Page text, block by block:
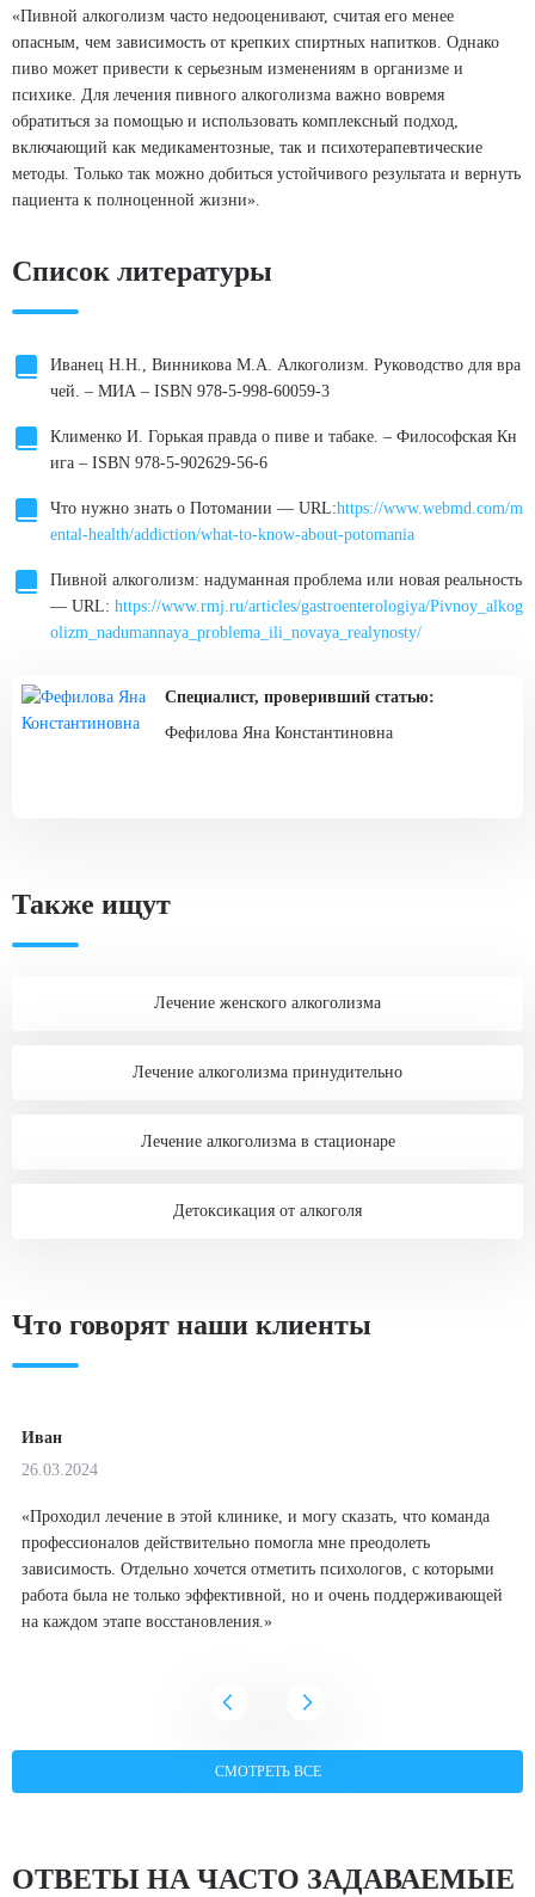
«Пивной алкоголизм часто недооценивают, считая его менее
опасным, чем зависимость от крепких спиртных напитков. Однако
пиво может привести к серьезным изменениям в организме и
психике. Для лечения пивного алкоголизма важно вовремя
обратиться за помощью и использовать комплексный подход,
включающий как медикаментозные, так и психотерапевтические
методы. Только так можно добиться устойчивого результата и вернуть
пациента к полноценной жизни».
Список литературы
Иванец Н.Н., Винникова М.А. Алкоголизм. Руководство для вра
чей. – МИА – ISBN 978-5-998-60059-3
Клименко И. Горькая правда о пиве и табаке. – Философская Кн
ига – ISBN 978-5-902629-56-6
Что нужно знать о Потомании — URL:https://www.webmd.com/m
ental-health/addiction/what-to-know-about-potomania
Пивной алкоголизм: надуманная проблема или новая реальность
— URL: https://www.rmj.ru/articles/gastroenterologiya/Pivnoy_alkog
olizm_nadumannaya_problema_ili_novaya_realynosty/
Специалист, проверивший статью:
Фефилова Яна Константиновна
Также ищут
Лечение женского алкоголизма
Лечение алкоголизма принудительно
Лечение алкоголизма в стационаре
Детоксикация от алкоголя
Что говорят наши клиенты
Иван
26.03.2024
«Проходил лечение в этой клинике, и могу сказать, что команда
профессионалов действительно помогла мне преодолеть
зависимость. Отдельно хочется отметить психологов, с которыми
работа была не только эффективной, но и очень поддерживающей
на каждом этапе восстановления.»
СМОТРЕТЬ ВСЕ
ОТВЕТЫ НА ЧАСТО ЗАДАВАЕМЫЕ